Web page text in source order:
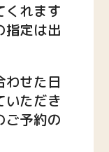
くれます
指定は出
わせた日
いただき
ご予約の